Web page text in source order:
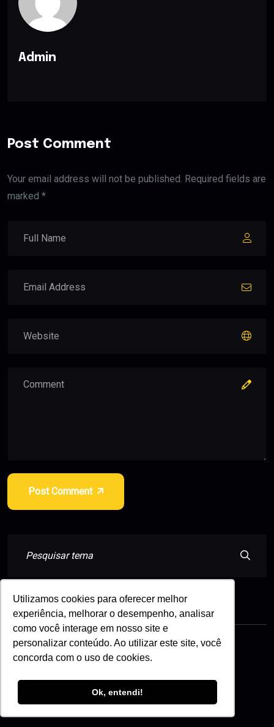
Utilizamos cookies para oferecer melhor
experiência, melhorar o desempenho, analisar
como você interage em nosso site e
personalizar conteúdo. Ao utilizar este site, você
concorda com o uso de cookies.
Ok, entendi!
Admin
Post Comment
Your email address will not be published. Required fields are
marked *
Post Comment
Categoria
CRM
Digital Marketing